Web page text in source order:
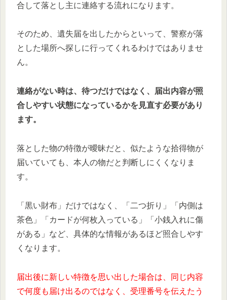
合して落とし主に連絡する流れになります。
そのため、遺失届を出したからといって、警察が落
とした場所へ探しに行ってくれるわけではありませ
ん。
連絡がない時は、待つだけではなく、届出内容が照
合しやすい状態になっているかを見直す必要があり
ます。
落とした物の特徴が曖昧だと、似たような拾得物が
届いていても、本人の物だと判断しにくくなりま
す。
「黒い財布」だけではなく、「二つ折り」「内側は
茶色」「カードが何枚入っている」「小銭入れに傷
がある」など、具体的な情報があるほど照合しやす
くなります。
届出後に新しい特徴を思い出した場合は、同じ内容
で何度も届け出るのではなく、受理番号を伝えたう